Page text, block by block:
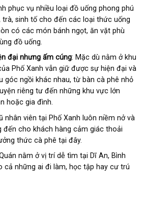
phục vụ nhiều loại đồ uống phong phú
sinh tố cho đến các loại thức uống
có các món bánh ngọt, ăn vặt phù
đồ uống.
đại nhưng ấm cúng: Mặc dù nằm ở khu
Phố Xanh vẫn giữ được sự hiện đại và
góc ngồi khác nhau, từ bàn cà phê nhỏ
riêng tư đến những khu vực lớn
hoặc gia đình.
nhân viên tại Phố Xanh luôn niềm nở và
đến cho khách hàng cảm giác thoải
thức cà phê tại đây.
nằm ở vị trí dễ tìm tại Dĩ An, Bình
cả những ai đi làm, học tập hay cư trú